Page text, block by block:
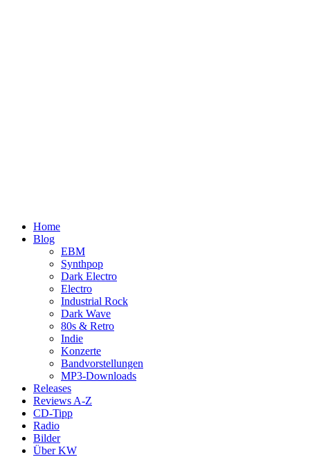
Home
Blog
EBM
Synthpop
Dark Electro
Electro
Industrial Rock
Dark Wave
80s & Retro
Indie
Konzerte
Bandvorstellungen
MP3-Downloads
Releases
Reviews A-Z
CD-Tipp
Radio
Bilder
Über KW